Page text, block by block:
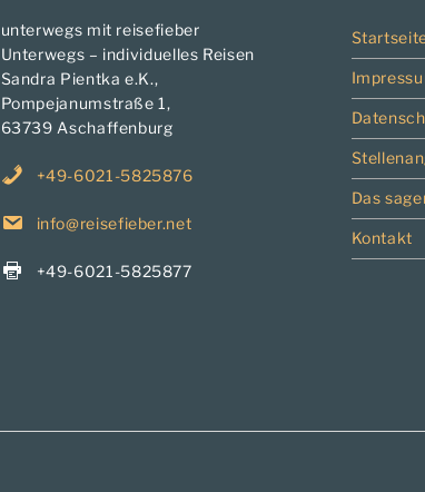
unterwegs mit reisefieber
Unterwegs – individuelles Reisen
Sandra Pientka e.K.,
Pompejanumstraße 1,
63739 Aschaffenburg
+49-6021-5825876
info@reisefieber.net
+49-6021-5825877
Das
Kontakt